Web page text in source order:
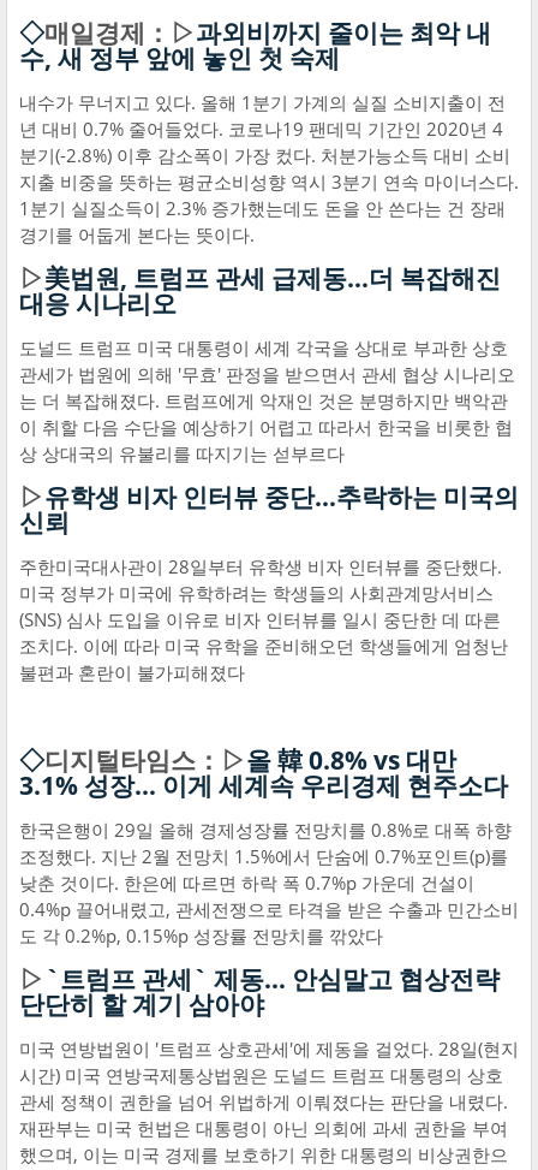
◇매일경제：▷과외비까지 줄이는 최악 내
수, 새 정부 앞에 놓인 첫 숙제
내수가 무너지고 있다. 올해 1분기 가계의 실질 소비지출이 전
년 대비 0.7% 줄어들었다. 코로나19 팬데믹 기간인 2020년 4
분기(-2.8%) 이후 감소폭이 가장 컸다. 처분가능소득 대비 소비
지출 비중을 뜻하는 평균소비성향 역시 3분기 연속 마이너스다.
1분기 실질소득이 2.3% 증가했는데도 돈을 안 쓴다는 건 장래
경기를 어둡게 본다는 뜻이다.
▷美법원, 트럼프 관세 급제동…더 복잡해진
대응 시나리오
도널드 트럼프 미국 대통령이 세계 각국을 상대로 부과한 상호
관세가 법원에 의해 '무효' 판정을 받으면서 관세 협상 시나리오
는 더 복잡해졌다. 트럼프에게 악재인 것은 분명하지만 백악관
이 취할 다음 수단을 예상하기 어렵고 따라서 한국을 비롯한 협
상 상대국의 유불리를 따지기는 섣부르다
▷유학생 비자 인터뷰 중단…추락하는 미국의
신뢰
주한미국대사관이 28일부터 유학생 비자 인터뷰를 중단했다.
미국 정부가 미국에 유학하려는 학생들의 사회관계망서비스
(SNS) 심사 도입을 이유로 비자 인터뷰를 일시 중단한 데 따른
조치다. 이에 따라 미국 유학을 준비해오던 학생들에게 엄청난
불편과 혼란이 불가피해졌다
◇디지털타임스：▷올 韓 0.8% vs 대만
3.1% 성장… 이게 세계속 우리경제 현주소다
한국은행이 29일 올해 경제성장률 전망치를 0.8%로 대폭 하향
조정했다. 지난 2월 전망치 1.5%에서 단숨에 0.7%포인트(p)를
낮춘 것이다. 한은에 따르면 하락 폭 0.7%p 가운데 건설이
0.4%p 끌어내렸고, 관세전쟁으로 타격을 받은 수출과 민간소비
도 각 0.2%p, 0.15%p 성장률 전망치를 깎았다
▷ `트럼프 관세` 제동… 안심말고 협상전략
단단히 할 계기 삼아야
미국 연방법원이 '트럼프 상호관세'에 제동을 걸었다. 28일(현지
시간) 미국 연방국제통상법원은 도널드 트럼프 대통령의 상호
관세 정책이 권한을 넘어 위법하게 이뤄졌다는 판단을 내렸다.
재판부는 미국 헌법은 대통령이 아닌 의회에 과세 권한을 부여
했으며, 이는 미국 경제를 보호하기 위한 대통령의 비상권한으